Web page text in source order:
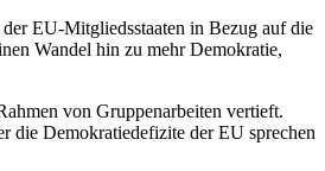
EU-Mitgliedsstaaten in Bezug auf die
Wandel hin zu mehr Demokratie,
von Gruppenarbeiten vertieft.
die Demokratiedefizite der EU sprechen